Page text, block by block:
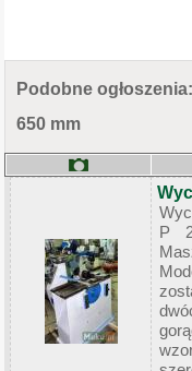
Podobne
650 mm
P